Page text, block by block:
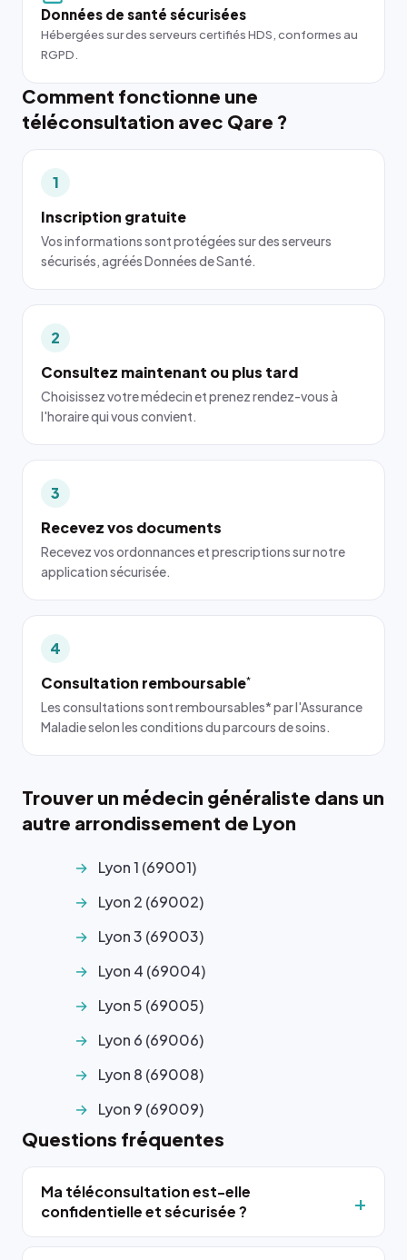
Données de santé sécurisées
Hébergées sur des serveurs certifiés HDS, conformes au
RGPD.
Comment fonctionne une
téléconsultation avec Qare ?
1
Inscription gratuite
Vos informations sont protégées sur des serveurs
sécurisés, agréés Données de Santé.
2
Consultez maintenant ou plus tard
Choisissez votre médecin et prenez rendez-vous à
l'horaire qui vous convient.
3
Recevez vos documents
Recevez vos ordonnances et prescriptions sur notre
application sécurisée.
4
Consultation remboursable*
Les consultations sont remboursables* par l'Assurance
Maladie selon les conditions du parcours de soins.
Trouver un médecin généraliste dans un
autre arrondissement de Lyon
Lyon 1 (69001)
Lyon 2 (69002)
Lyon 3 (69003)
Lyon 4 (69004)
Lyon 5 (69005)
Lyon 6 (69006)
Lyon 8 (69008)
Lyon 9 (69009)
Questions fréquentes
Ma téléconsultation est-elle
confidentielle et sécurisée ?